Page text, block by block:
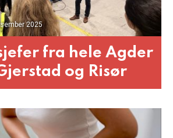
2025
fra hele Agder
og Risør